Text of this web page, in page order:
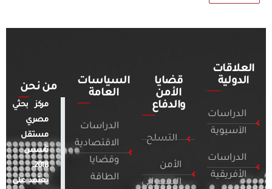
العلاقات
الدولية
الدراسات
الآسيوية
الدراسات
الأفريقية
قضايا
الأمن
والدفاع
التسلح
الأمن
السيبراني
السياسات
العامة
الدراسات
الاقتصادية
وقضايا
الطاقة
من نحن
مركز بحثي
مصري
مستقل
تأسس
2018.
يعتمد على